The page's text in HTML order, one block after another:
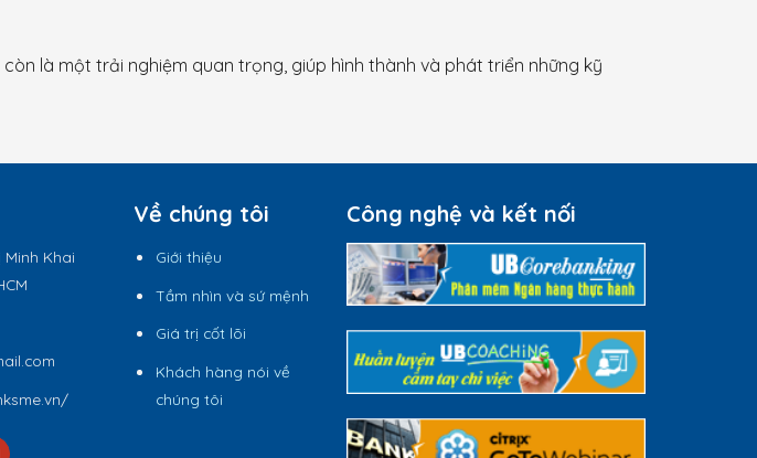
là một trải nghiệm quan trọng, giúp hình thành và phát triển những kỹ
Minh Khai
Về chúng tôi
Giới thiệu
Tầm nhìn và sứ mệnh
Giá trị cốt lõi
Khách hàng nói về
chúng tôi
Công nghệ và kết nối